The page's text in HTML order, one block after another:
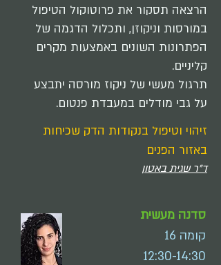
הרצאה תסקור את פרוטוקול הטיפול
במורסות וניקוזן, ותכלול הדגמה של
הפתרונות השונים באמצעות מקרים
קליניים.
תרגול מעשי של ניקוז מורסה יתבצע
על גבי מודלים במעבדת פנטום.
זיהוי וטיפול בנקודות הדק שכיחות
באזור הפנים
ד"ר שגית באטון
סדנה מעשית
קומה 16
12:30-14:30